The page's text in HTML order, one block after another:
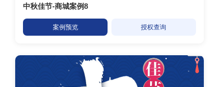
中秋佳节-商城案例8
案例预览 授权查询